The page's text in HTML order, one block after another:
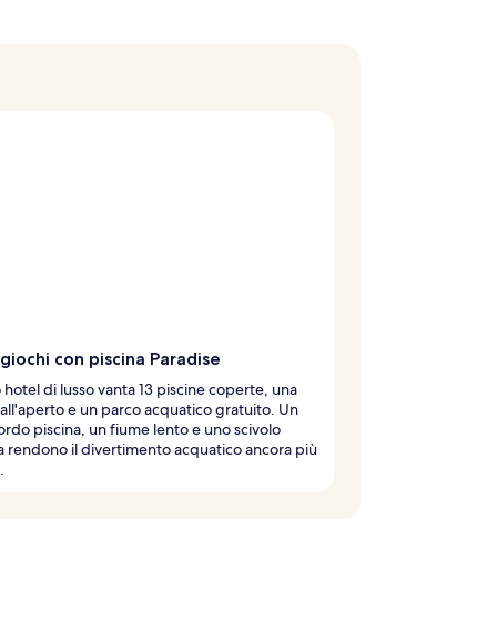
con piscina Paradise
di lusso vanta 13 piscine coperte, una
e un parco acquatico gratuito. Un
piscina, un fiume lento e uno scivolo
rendono il divertimento acquatico ancora più